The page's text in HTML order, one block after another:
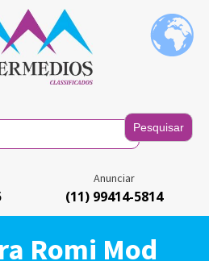
Anunciar
(11) 99414-5814
Romi Mod